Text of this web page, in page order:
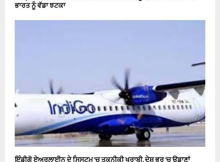
ਭਾਰਤ ਨੂੰ ਵੱਡਾ ਝਟਕਾ
ਇੰਡੀਗੋ ਏਅਰਲਾਈਨ ਦੇ ਸਿਸਟਮ ‘ਚ ਤਕਨੀਕੀ ਖਰਾਬੀ, ਦੇਸ਼ ਭਰ ‘ਚ ਉਡਾਣਾਂ